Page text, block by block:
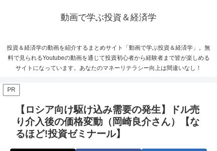
動画で学ぶ投資＆経済学
投資＆経済学の動画を紹介するまとめサイト「動画で学ぶ投資＆経済学」。無
料で見られるYoutubeの動画を通じて投資初心者から経験者まで皆が楽しめる
サイトになっています。あなたのマネーリテラシー向上は間違いなし！
PR
【ロシア向け駆け込み需要の発生】ドル売
り介入後の価格変動（岡崎良介さん）【な
るほど!投資ゼミナール】